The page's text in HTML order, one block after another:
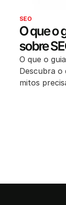
SEO
O que o
sobre
O que o
Descubra o
mitos